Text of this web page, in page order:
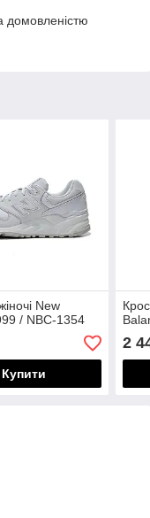
домовленістю
New
/ NBC-1354
Купити
2